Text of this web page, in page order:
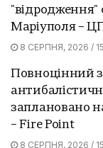
"відродження"
Маріуполя –
8 СЕРПНЯ, 2026 /
Повноцінний
заплановано
– Fire Point
8 СЕРПНЯ, 2026 /